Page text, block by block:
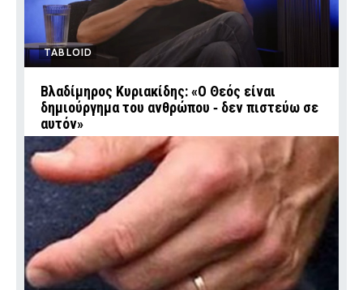
TABLOID
Βλαδίμηρος Κυριακίδης: «Ο Θεός είναι
δημιούργημα του ανθρώπου ‑ δεν πιστεύω σε
αυτόν»